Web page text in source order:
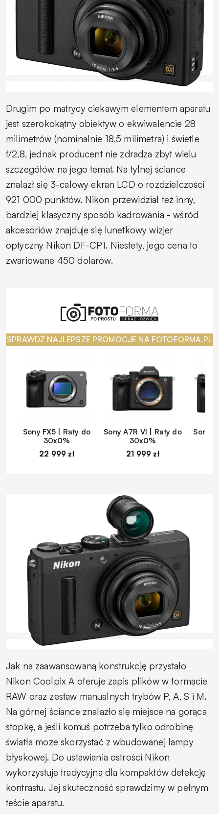
Drugim po matrycy ciekawym elementem aparatu
jest szerokokątny obiektyw o ekwiwalencie 28
milimetrów (nominalnie 18,5 milimetra) i świetle
f/2,8, jednak producent nie zdradza zbyt wielu
szczegółów na jego temat. Na tylnej ściance
znalazł się 3-calowy ekran LCD o rozdzielczości
921 000 punktów. Nikon przewidział też inny,
bardziej klasyczny sposób kadrowania - wśród
akcesoriów znajduje się lunetkowy wizjer
optyczny Nikon DF-CP1. Niestety, jego cena to
zwariowane 450 dolarów.
SPRAWDŹ NAJLEPSZE PROMOCJE NA FOTOFORMA.PL
Sony FX5 | Raty do
30x0%
22 999 zł
Sony A7R VI | Raty do
30x0%
21 999 zł
Sony
Jak na zaawansowaną konstrukcję przystało
Nikon Coolpix A oferuje zapis plików w formacie
RAW oraz zestaw manualnych trybów P, A, S i M.
Na górnej ściance znalazło się miejsce na gorącą
stopkę, a jeśli komuś potrzeba tylko odrobinę
światła może skorzystać z wbudowanej lampy
błyskowej. Do ustawiania ostrości Nikon
wykorzystuje tradycyjną dla kompaktów detekcję
kontrastu. Jej skuteczność sprawdzimy w pełnym
teście aparatu.